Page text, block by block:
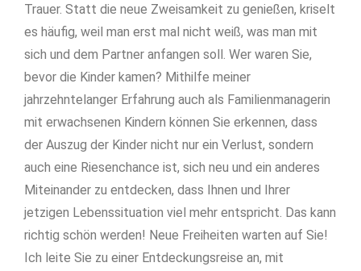
Trauer. Statt die neue Zweisamkeit zu genießen, kriselt
es häufig, weil man erst mal nicht weiß, was man mit
sich und dem Partner anfangen soll. Wer waren Sie,
bevor die Kinder kamen? Mithilfe meiner
jahrzehntelanger Erfahrung auch als Familienmanagerin
mit erwachsenen Kindern können Sie erkennen, dass
der Auszug der Kinder nicht nur ein Verlust, sondern
auch eine Riesenchance ist, sich neu und ein anderes
Miteinander zu entdecken, dass Ihnen und Ihrer
jetzigen Lebenssituation viel mehr entspricht. Das kann
richtig schön werden! Neue Freiheiten warten auf Sie!
Ich leite Sie zu einer Entdeckungsreise an, mit